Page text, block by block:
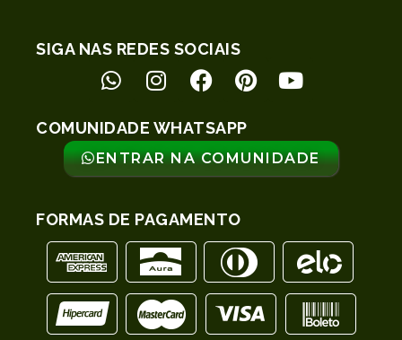
SIGA NAS REDES SOCIAIS
COMUNIDADE WHATSAPP
ENTRAR NA COMUNIDADE
FORMAS DE PAGAMENTO